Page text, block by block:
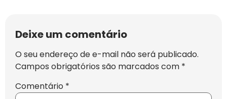
Deixe um comentário
O seu endereço de e-mail não será publicado.
Campos obrigatórios são marcados com *
Comentário *